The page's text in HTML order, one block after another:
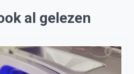
al gelezen